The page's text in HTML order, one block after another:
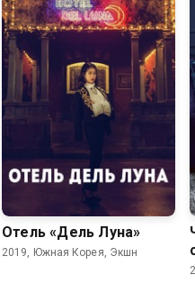
8.2 8.1
Отель «Дель Луна»
2019, Южная Корея, Экшн